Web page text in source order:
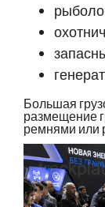
Большая
размещение
ремнями или